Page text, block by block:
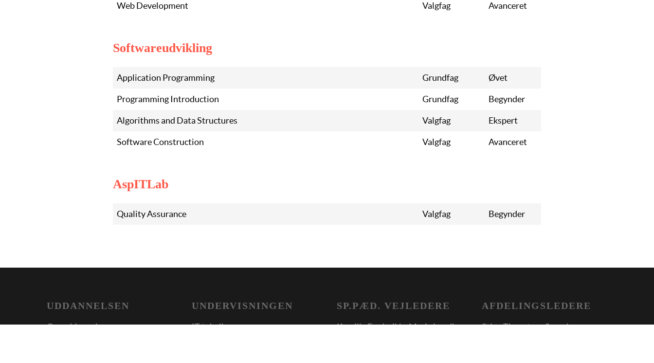
Web Development Valgfag Avanceret
Softwareudvikling
Application Programming Grundfag Øvet
Programming Introduction Grundfag Begynder
Algorithms and Data Structures Valgfag Ekspert
Software Construction Valgfag Avanceret
AspITLab
Quality Assurance Valgfag Begynder
UDDANNELSEN
Om uddannelsen
UNDERVISNINGEN
IT-teknik
SP.PÆD. VEJLEDERE
Kamille Frederikke Maria Lundin
AFDELINGSLEDERE
Stine Thoustrup Svendsen